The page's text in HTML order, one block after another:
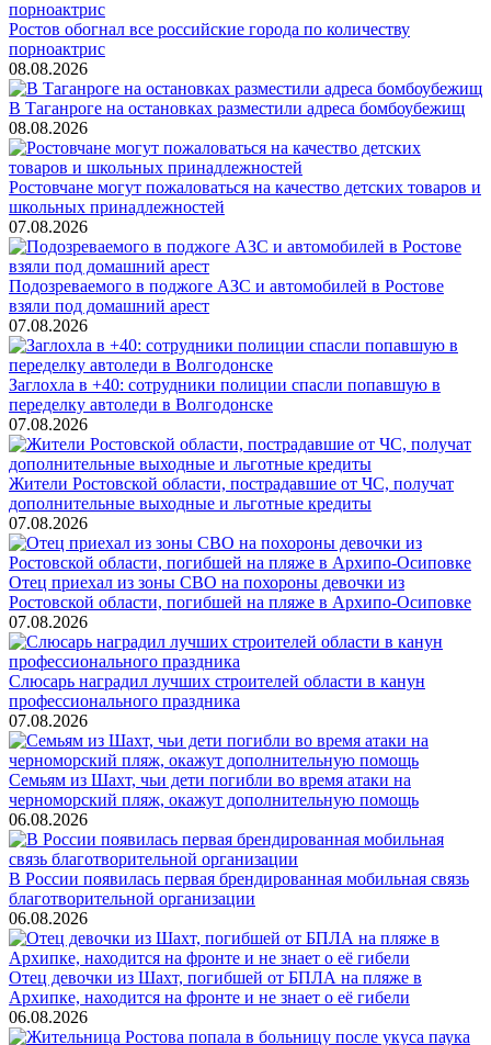
Ростов обогнал все российские города по количеству
порноактрис
08.08.2026
В Таганроге на остановках разместили адреса бомбоубежищ
08.08.2026
Ростовчане могут пожаловаться на качество детских товаров и
школьных принадлежностей
07.08.2026
Подозреваемого в поджоге АЗС и автомобилей в Ростове
взяли под домашний арест
07.08.2026
Заглохла в +40: сотрудники полиции спасли попавшую в
переделку автоледи в Волгодонске
07.08.2026
Жители Ростовской области, пострадавшие от ЧС, получат
дополнительные выходные и льготные кредиты
07.08.2026
Отец приехал из зоны СВО на похороны девочки из
Ростовской области, погибшей на пляже в Архипо-Осиповке
07.08.2026
Слюсарь наградил лучших строителей области в канун
профессионального праздника
07.08.2026
Семьям из Шахт, чьи дети погибли во время атаки на
черноморский пляж, окажут дополнительную помощь
06.08.2026
В России появилась первая брендированная мобильная связь
благотворительной организации
06.08.2026
Отец девочки из Шахт, погибшей от БПЛА на пляже в
Архипке, находится на фронте и не знает о её гибели
06.08.2026